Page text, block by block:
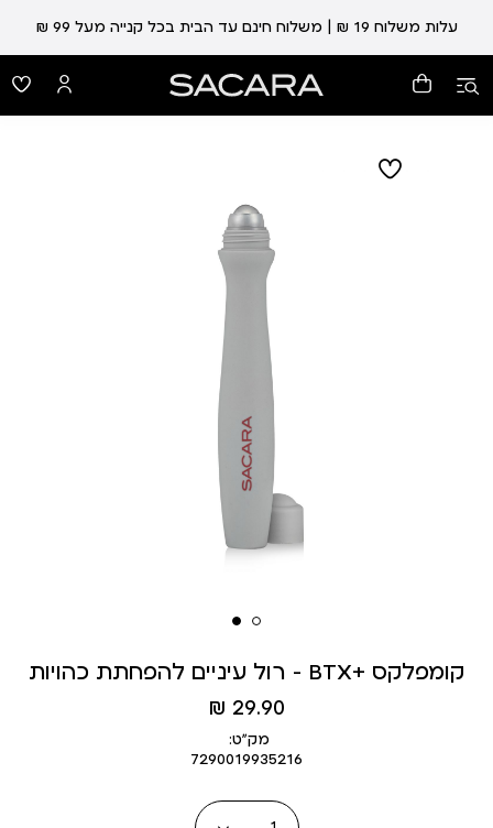
עלות משלוח 19 ₪ | משלוח חינם עד הבית בכל קנייה מעל 99 ₪
רול עיניים להפחתת כהויות - BTX+ קומפלקס
מחיר
מוצר
29.90 ₪
מק״ט:
7290019935216
כמות